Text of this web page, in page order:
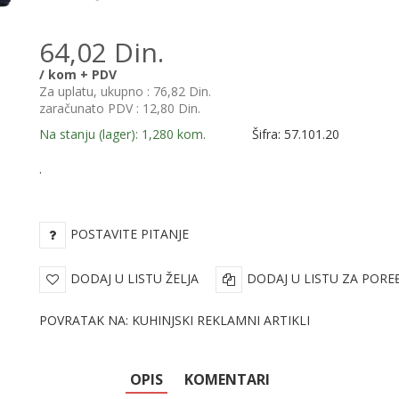
64,02 Din.
/ kom + PDV
Za uplatu, ukupno : 76,82 Din.
zaračunato PDV : 12,80 Din.
Na stanju (lager): 1,280 kom.
Šifra: 57.101.20
.
POSTAVITE PITANJE
DODAJ U LISTU ŽELJA DODAJ U LISTU ZA
POVRATAK NA: KUHINJSKI REKLAMNI ARTIKLI
OPIS KOMENTARI